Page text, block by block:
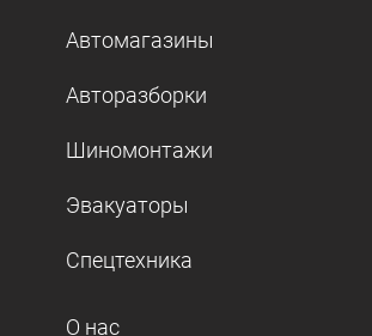
Автомагазины
Авторазборки
Шиномонтажи
Эвакуаторы
Спецтехника
О нас